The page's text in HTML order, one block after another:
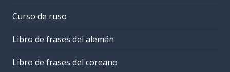
Curso de ruso
Libro de frases del alemán
Libro de frases del coreano